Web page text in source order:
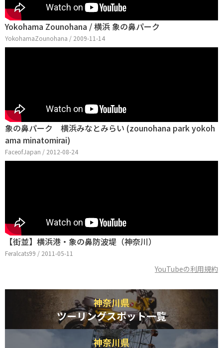
Yokohama Zounohana / 横浜 象の鼻パーク
YokohamaZounohana / 2009-11-14
象の鼻パーク 横浜みなとみらい (zounohana park yokoh
ama minatomirai)
FaceofJapan / 2012-08-24
【街並】横浜港・象の鼻防波堤（神奈川）
Feralcats99 / 2011-05-11
YouTubeの利用規約
神奈川県
ツーリングスポット一覧
神奈川県